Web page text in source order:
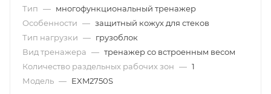
Тип — многофункциональный тренажер
Особенности — защитный кожух для стеков
Тип нагрузки — грузоблок
Вид тренажера — тренажер со встроенным весом
Количество раздельных рабочих зон — 1
Модель — EXM2750S